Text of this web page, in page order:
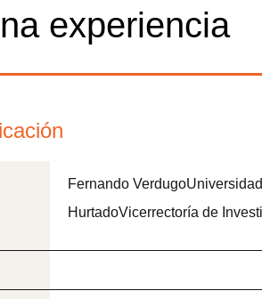
experiencia
Fernando
HurtadoVicerrectoría de